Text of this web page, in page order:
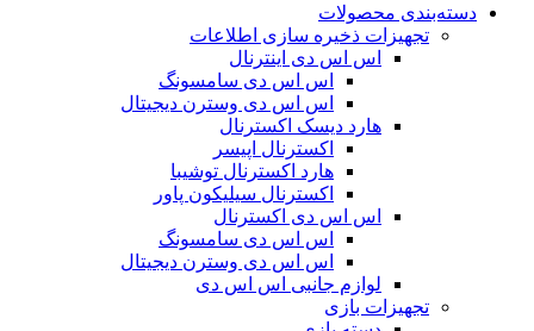
دسته‌بندی محصولات
تجهیزات ذخیره سازی اطلاعات
اس اس دی اینترنال
اس اس دی سامسونگ
اس اس دی وسترن دیجیتال
هارد دیسک اکسترنال
اکسترنال اپیسر
هارد اکسترنال توشیبا
اکسترنال سیلیکون پاور
اس اس دی اکسترنال
اس اس دی سامسونگ
اس اس دی وسترن دیجیتال
لوازم جانبی اس اس دی
تجهیزات بازی